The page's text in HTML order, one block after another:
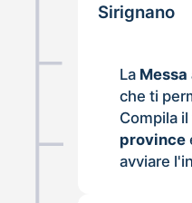
Sirignano
La
che ti
Compila
province
avviare